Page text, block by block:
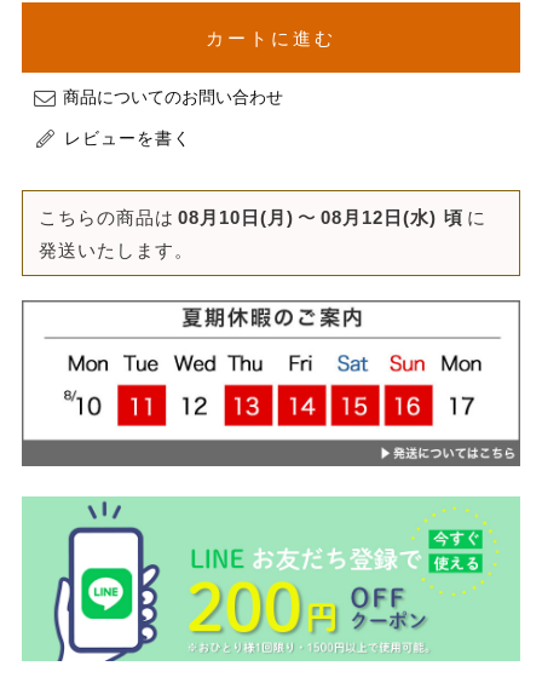
カートに進む
商品についてのお問い合わせ
レビューを書く
こちらの商品は 08月10日(月) 〜 08月12日(水) 頃 に
発送いたします。